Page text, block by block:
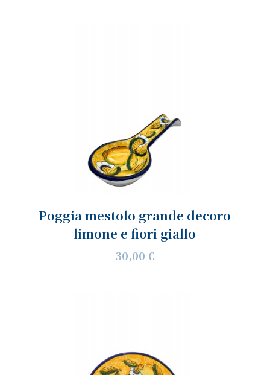
Poggia mestolo grande decoro
limone e fiori giallo
30,00 €